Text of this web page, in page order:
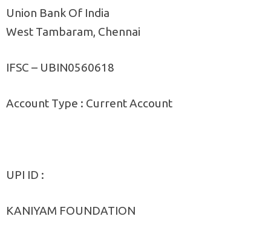
Union Bank Of India
West Tambaram, Chennai
IFSC – UBIN0560618
Account Type : Current Account
UPI ID :
KANIYAM FOUNDATION